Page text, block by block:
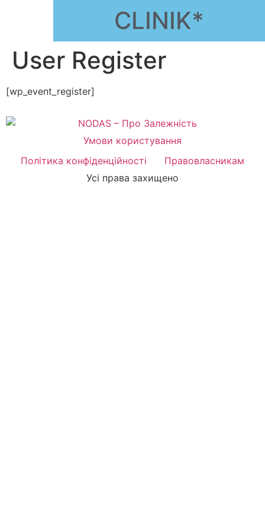
CLINIK*
User Register
[wp_event_register]
Умови користування
Політика конфіденційності
Правовласникам
Усі права захищено